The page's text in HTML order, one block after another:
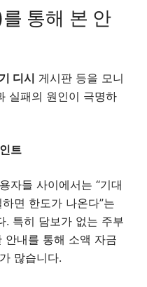
통해 본 안
디시 게시판 등을 모니
실패의 원인이 극명하
트
자들 사이에서는 “기대
면 한도가 나온다”는
. 특히 담보가 없는 주부
안내를 통해 소액 자금
많습니다.